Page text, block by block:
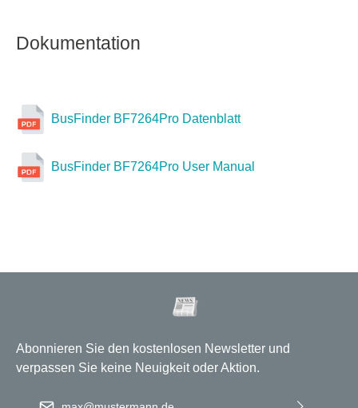
Dokumentation
BusFinder BF7264Pro Datenblatt
BusFinder BF7264Pro User Manual
Abonnieren Sie den kostenlosen Newsletter und
verpassen Sie keine Neuigkeit oder Aktion.
E-Mail-Adresse